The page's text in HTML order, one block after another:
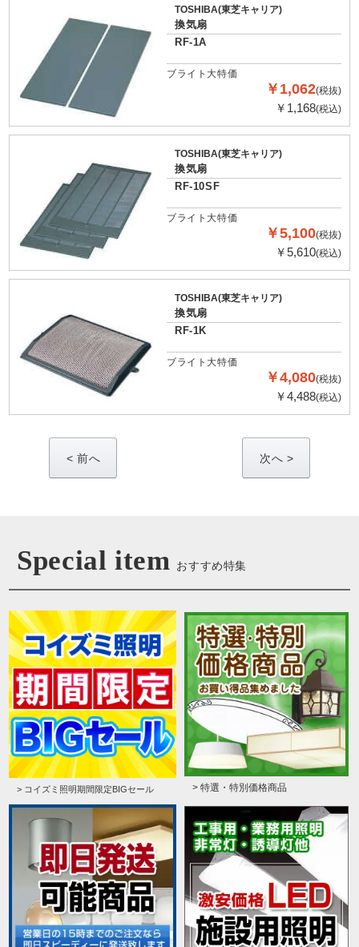
TOSHIBA(東芝キャリア)
換気扇
RF-1A
ブライト大特価
￥1,062(税抜)
￥1,168(税込)
TOSHIBA(東芝キャリア)
換気扇
RF-10SF
ブライト大特価
￥5,100(税抜)
￥5,610(税込)
TOSHIBA(東芝キャリア)
換気扇
RF-1K
ブライト大特価
￥4,080(税抜)
￥4,488(税込)
< >
Special item おすすめ特集
> コイズミ照明期間限定BIGセール > 特選・特別価格商品